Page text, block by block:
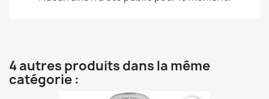
4 autres produits dans la même
catégorie :